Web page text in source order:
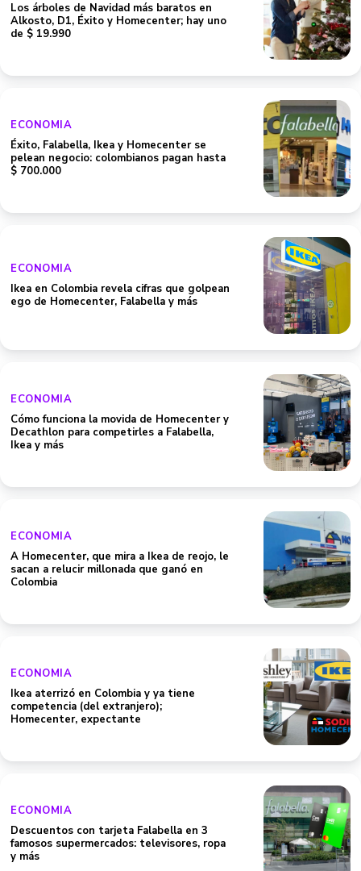
Los árboles de Navidad más baratos en
Alkosto, D1, Éxito y Homecenter; hay uno
de $ 19.990
ECONOMIA
Éxito, Falabella, Ikea y Homecenter se
pelean negocio: colombianos pagan hasta
$ 700.000
ECONOMIA
Ikea en Colombia revela cifras que golpean
ego de Homecenter, Falabella y más
ECONOMIA
Cómo funciona la movida de Homecenter y
Decathlon para competirles a Falabella,
Ikea y más
ECONOMIA
A Homecenter, que mira a Ikea de reojo, le
sacan a relucir millonada que ganó en
Colombia
ECONOMIA
Ikea aterrizó en Colombia y ya tiene
competencia (del extranjero);
Homecenter, expectante
ECONOMIA
Descuentos con tarjeta Falabella en 3
famosos supermercados: televisores, ropa
y más